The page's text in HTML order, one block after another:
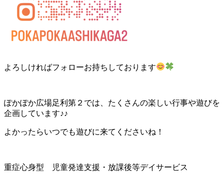
よろしければフォローお持ちしております
ぽかぽか広場足利第２では、たくさんの楽しい行事や遊びを
企画しています♪♪
よかったらいつでも遊びに来てくださいね！
重症心身型 児童発達支援・放課後等デイサービス